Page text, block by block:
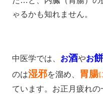
ゃるかも知れません。
中医学では、 お酒やお餅
のは湿邪を溜め、 胃腸
ています。お正月疲れの